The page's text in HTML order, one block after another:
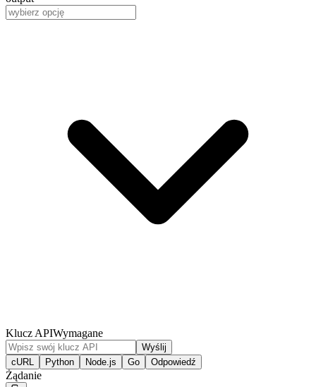
Klucz APIWymagane
Wyślij
cURL
Python Node.js Go Odpowiedź
Żądanie